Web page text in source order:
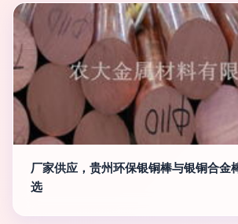
厂家供应，贵州环保银铜棒与银铜合金
选